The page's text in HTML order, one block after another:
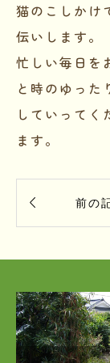
猫のこしかけ
伝いします。
忙しい毎日を
と時のゆった
していってく
ます。
 前の